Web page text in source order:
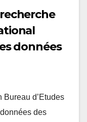
recherche
données
Bureau d’Etudes
des